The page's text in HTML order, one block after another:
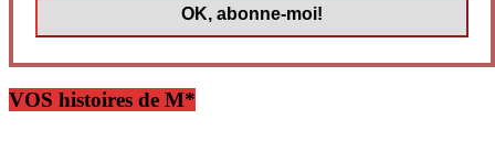
VOS histoires de M*